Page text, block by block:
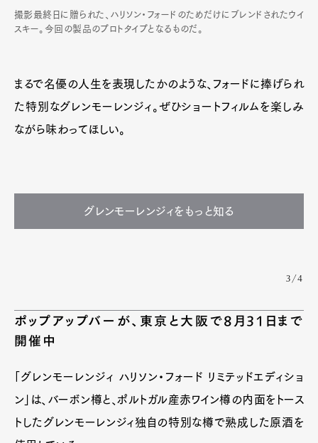
撮影最終日に贈られた、ハリソン・フォードのためだけにブレンドされたウイ
スキー。今回の製品のプロトタイプとなるものだ。
まるで名優の人生を表現したかのような、フォードに捧げられ
た特別なグレンモーレンジィ。ぜひショートフィルムを楽しみ
ながら味わってほしい。
グレンモーレンジィをもっと知る
3/4
ポップアップバーが、東京と大阪で8月31日まで
開催中
「グレンモーレンジィ ハリソン・フォード リミテッドエディショ
ン」は、バーボン樽と、ポルトガル産赤ワイン樽の内面をトース
トしたグレンモーレンジィ独自の特別な樽で熟成した原酒を